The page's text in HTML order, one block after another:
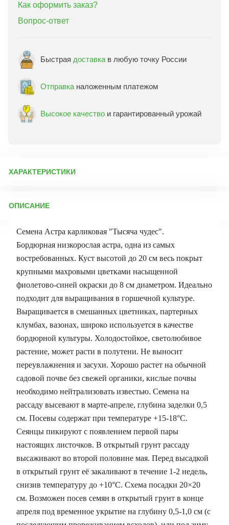
Как оформить заказ?
Вопрос-ответ
Быстрая доставка в любую точку России
Отправка наложенным платежом
Высокое качество и гарантированный урожай
ХАРАКТЕРИСТИКИ
Бренд товара:
Срок отправки:ежедневно
ОПИСАНИЕ
Семена Астра карликовая "Тысяча чудес".
Бордюрная низкорослая астра, одна из самых
востребованных. Куст высотой до 20 см весь покрыт
крупными махровыми цветками насыщенной
фиолетово-синей окраски до 8 см диаметром. Идеально
подходит для выращивания в горшечной культуре.
Выращивается в смешанных цветниках, партерных
клумбах, вазонах, широко используется в качестве
бордюрной культуры. Холодостойкое, светолюбивое
растение, может расти в полутени. Не выносит
переувлажнения и засухи. Хорошо растет на обычной
садовой почве без свежей органики, кислые почвы
необходимо нейтрализовать известью. Семена на
рассаду высевают в марте-апреле, глубина заделки 0,5
см. Посевы содержат при температуре +15-18°С.
Сеянцы пикируют с появлением первой пары
настоящих листочков. В открытый грунт рассаду
высаживают во второй половине мая. Перед высадкой
в открытый грунт её закаливают в течение 1-2 недель,
снизив температуру до +10°С. Схема посадки 20×20
см. Возможен посев семян в открытый грунт в конце
апреля под временное укрытие на глубину 0,5-1,0 см (с